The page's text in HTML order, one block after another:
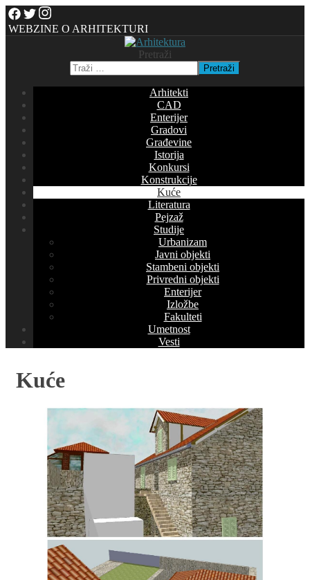
WEBZINE O ARHITEKTURI
Pretraži
Pretraži
Arhitekti
CAD
Enterijer
Gradovi
Građevine
Istorija
Konkursi
Konstrukcije
Kuće
Literatura
Pejzaž
Studije
Urbanizam
Javni objekti
Stambeni objekti
Privredni objekti
Enterijer
Izložbe
Fakulteti
Umetnost
Vesti
Kuće